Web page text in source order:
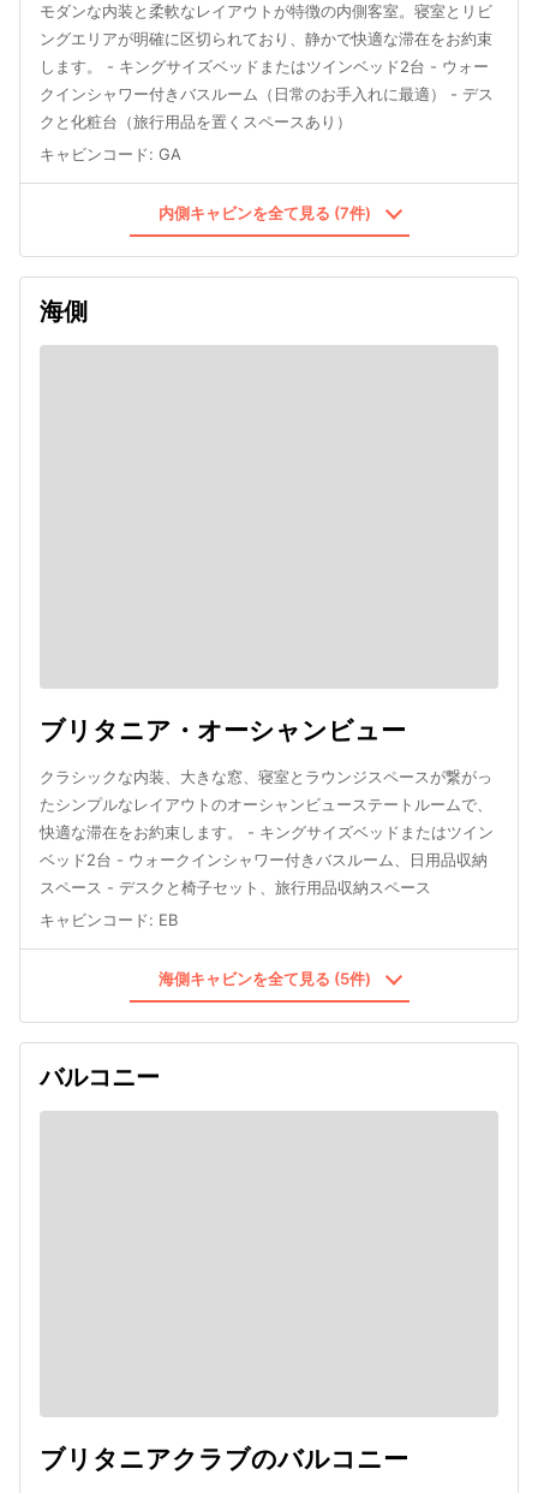
モダンな内装と柔軟なレイアウトが特徴の内側客室。寝室とリビ
ングエリアが明確に区切られており、静かで快適な滞在をお約束
します。 - キングサイズベッドまたはツインベッド2台 - ウォー
クインシャワー付きバスルーム（日常のお手入れに最適） - デス
クと化粧台（旅行用品を置くスペースあり）
キャビンコード: GA
内側キャビンを全て見る (7件)
海側
ブリタニア・オーシャンビュー
クラシックな内装、大きな窓、寝室とラウンジスペースが繋がっ
たシンプルなレイアウトのオーシャンビューステートルームで、
快適な滞在をお約束します。 - キングサイズベッドまたはツイン
ベッド2台 - ウォークインシャワー付きバスルーム、日用品収納
スペース - デスクと椅子セット、旅行用品収納スペース
キャビンコード: EB
海側キャビンを全て見る (5件)
バルコニー
ブリタニアクラブのバルコニー